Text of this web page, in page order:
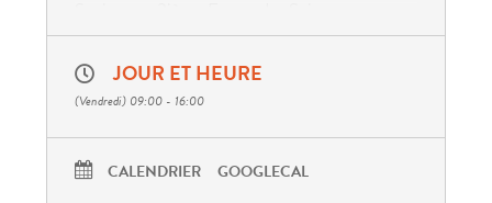
Sociales.
Après une conférence introductive de
Mohammed Nachi (Uliège), trois ateliers
lien social ». Une occasion d’interroger la
JOUR ET HEURE
(Vendredi) 09:00 - 16:00
CALENDRIER GOOGLECAL